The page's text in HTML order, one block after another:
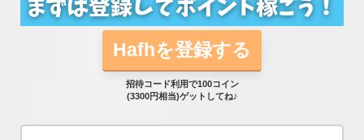
Hafhを登録する
招待コード利用で100コイン
(3300円相当)ゲットしてね♪